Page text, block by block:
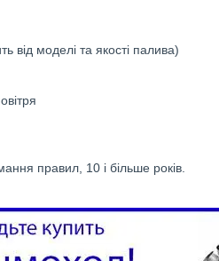
від моделі та якості палива)
правил, 10 і більше років.